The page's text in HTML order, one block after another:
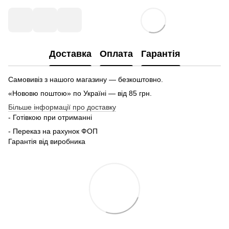
Доставка Оплата Гарантія
Самовивіз з нашого магазину — безкоштовно.
«Нововю поштою» по Україні — від 85 грн.
Більше інформації про доставку
- Готівкою при отриманні
- Переказ на рахунок ФОП
Гарантія від виробника